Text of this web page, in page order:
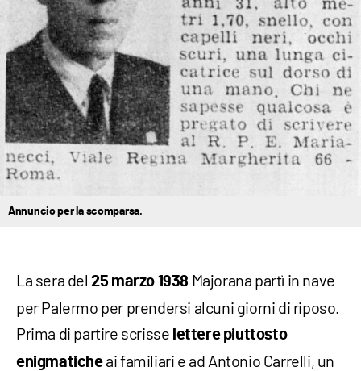
Annuncio per la scomparsa.
La sera del25 marzo 1938 Majorana partì in nave
per Palermo per prendersi alcuni giorni di riposo.
Prima di partire scrisse lettere piuttosto
enigmatiche ai familiari e ad Antonio Carrelli, un